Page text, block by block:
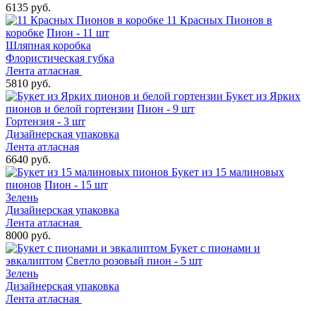
6135 руб.
11 Красных Пионов в
коробке Пион - 11 шт
Шляпная коробка
Флористическая губка
Лента атласная
5810 руб.
Букет из Ярких
пионов и белой гортензии Пион - 9 шт
Гортензия - 3 шт
Дизайнерская упаковка
Лента атласная
6640 руб.
Букет из 15 малиновых
пионов Пион - 15 шт
Зелень
Дизайнерская упаковка
Лента атласная
8000 руб.
Букет с пионами и
эвкалиптом Светло розовый пион - 5 шт
Зелень
Дизайнерская упаковка
Лента атласная